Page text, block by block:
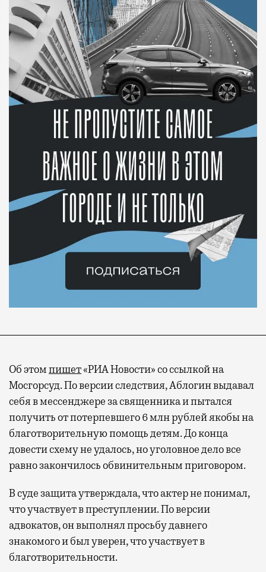
Об этомпишет«РИА Новости» со ссылкой на
Мосгорсуд. По версии следствия, Аблогин выдавал
себя в мессенджере за священника и пытался
получить от потерпевшего 6 млн рублей якобы на
благотворительную помощь детям. До конца
довести схему не удалось, но уголовное дело все
равно закончилось обвинительным приговором.
В суде защита утверждала, что актер не понимал,
что участвует в преступлении. По версии
адвокатов, он выполнял просьбу давнего
знакомого и был уверен, что участвует в
благотворительности.